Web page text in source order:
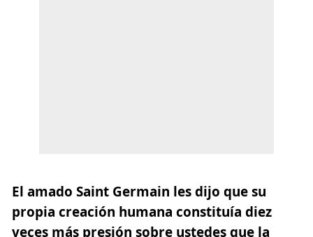
El amado Saint Germain les dijo que su
propia creación humana constituía diez
veces más presión sobre ustedes que la